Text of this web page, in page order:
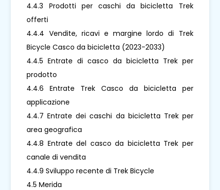
4.4.3 Prodotti per caschi da bicicletta Trek
offerti
4.4.4 Vendite, ricavi e margine lordo di Trek
Bicycle Casco da bicicletta (2023-2033)
4.4.5 Entrate di casco da bicicletta Trek per
prodotto
4.4.6 Entrate Trek Casco da bicicletta per
applicazione
4.4.7 Entrate dei caschi da bicicletta Trek per
area geografica
4.4.8 Entrate del casco da bicicletta Trek per
canale di vendita
4.4.9 Sviluppo recente di Trek Bicycle
4.5 Merida